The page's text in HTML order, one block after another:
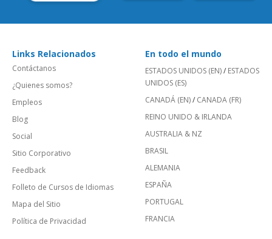
Links Relacionados
Contáctanos
¿Quienes somos?
Empleos
Blog
Social
Sitio Corporativo
Feedback
Folleto de Cursos de Idiomas
Mapa del Sitio
Política de Privacidad
En todo el mundo
ESTADOS UNIDOS (EN)/ ESTADOS
UNIDOS (ES)
CANADÁ (EN)/ CANADA (FR)
REINO UNIDO & IRLANDA
AUSTRALIA & NZ
BRASIL
ALEMANIA
ESPAÑA
PORTUGAL
FRANCIA